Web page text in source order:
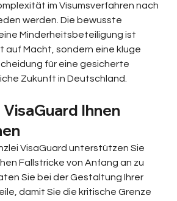
im Visumsverfahren nach
werden. Die bewusste
Minderheitsbeteiligung ist
auf Macht, sondern eine kluge
für eine gesicherte
Zukunft in Deutschland.
Ihnen
VisaGuard unterstützen Sie
Fallstricke von Anfang an zu
Sie bei der Gestaltung Ihrer
damit Sie die kritische Grenze